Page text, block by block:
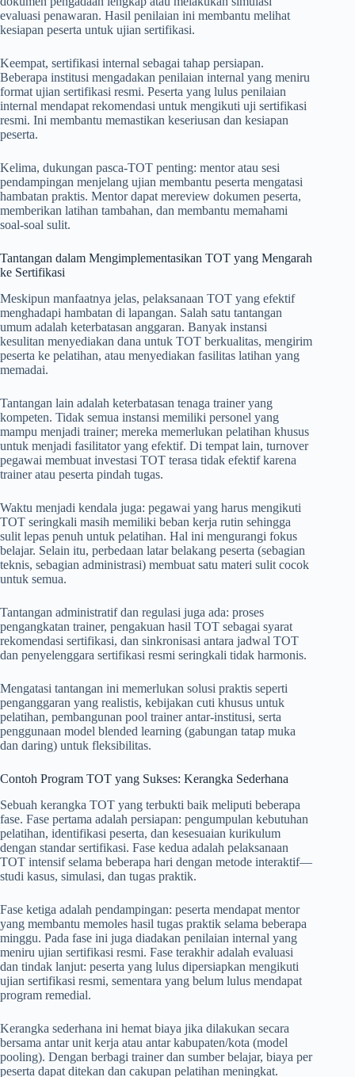
evaluasi penawaran. Hasil penilaian ini membantu melihat
kesiapan peserta untuk ujian sertifikasi.
Keempat, sertifikasi internal sebagai tahap persiapan.
Beberapa institusi mengadakan penilaian internal yang meniru
format ujian sertifikasi resmi. Peserta yang lulus penilaian
internal mendapat rekomendasi untuk mengikuti uji sertifikasi
resmi. Ini membantu memastikan keseriusan dan kesiapan
peserta.
Kelima, dukungan pasca-TOT penting: mentor atau sesi
pendampingan menjelang ujian membantu peserta mengatasi
hambatan praktis. Mentor dapat mereview dokumen peserta,
memberikan latihan tambahan, dan membantu memahami
soal-soal sulit.
Tantangan dalam Mengimplementasikan TOT yang Mengarah
ke Sertifikasi
Meskipun manfaatnya jelas, pelaksanaan TOT yang efektif
menghadapi hambatan di lapangan. Salah satu tantangan
umum adalah keterbatasan anggaran. Banyak instansi
kesulitan menyediakan dana untuk TOT berkualitas, mengirim
peserta ke pelatihan, atau menyediakan fasilitas latihan yang
memadai.
Tantangan lain adalah keterbatasan tenaga trainer yang
kompeten. Tidak semua instansi memiliki personel yang
mampu menjadi trainer; mereka memerlukan pelatihan khusus
untuk menjadi fasilitator yang efektif. Di tempat lain, turnover
pegawai membuat investasi TOT terasa tidak efektif karena
trainer atau peserta pindah tugas.
Waktu menjadi kendala juga: pegawai yang harus mengikuti
TOT seringkali masih memiliki beban kerja rutin sehingga
sulit lepas penuh untuk pelatihan. Hal ini mengurangi fokus
belajar. Selain itu, perbedaan latar belakang peserta (sebagian
teknis, sebagian administrasi) membuat satu materi sulit cocok
untuk semua.
Tantangan administratif dan regulasi juga ada: proses
pengangkatan trainer, pengakuan hasil TOT sebagai syarat
rekomendasi sertifikasi, dan sinkronisasi antara jadwal TOT
dan penyelenggara sertifikasi resmi seringkali tidak harmonis.
Mengatasi tantangan ini memerlukan solusi praktis seperti
penganggaran yang realistis, kebijakan cuti khusus untuk
pelatihan, pembangunan pool trainer antar-institusi, serta
penggunaan model blended learning (gabungan tatap muka
dan daring) untuk fleksibilitas.
Contoh Program TOT yang Sukses: Kerangka Sederhana
Sebuah kerangka TOT yang terbukti baik meliputi beberapa
fase. Fase pertama adalah persiapan: pengumpulan kebutuhan
pelatihan, identifikasi peserta, dan kesesuaian kurikulum
dengan standar sertifikasi. Fase kedua adalah pelaksanaan
TOT intensif selama beberapa hari dengan metode interaktif—
studi kasus, simulasi, dan tugas praktik.
Fase ketiga adalah pendampingan: peserta mendapat mentor
yang membantu memoles hasil tugas praktik selama beberapa
minggu. Pada fase ini juga diadakan penilaian internal yang
meniru ujian sertifikasi resmi. Fase terakhir adalah evaluasi
dan tindak lanjut: peserta yang lulus dipersiapkan mengikuti
ujian sertifikasi resmi, sementara yang belum lulus mendapat
program remedial.
Kerangka sederhana ini hemat biaya jika dilakukan secara
bersama antar unit kerja atau antar kabupaten/kota (model
pooling). Dengan berbagi trainer dan sumber belajar, biaya per
peserta dapat ditekan dan cakupan pelatihan meningkat.